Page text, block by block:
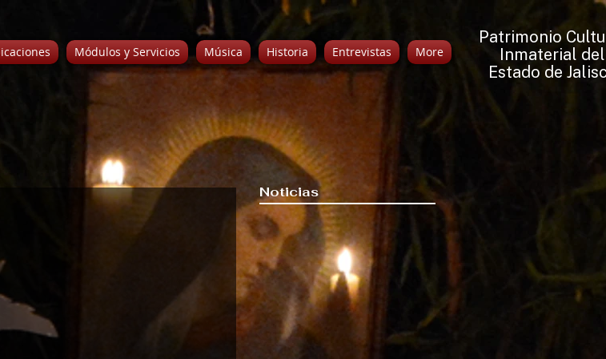
Módulos y Servicios Música Historia Entrevistas More
Patrimonio
Inmaterial del
Estado de
Noticias